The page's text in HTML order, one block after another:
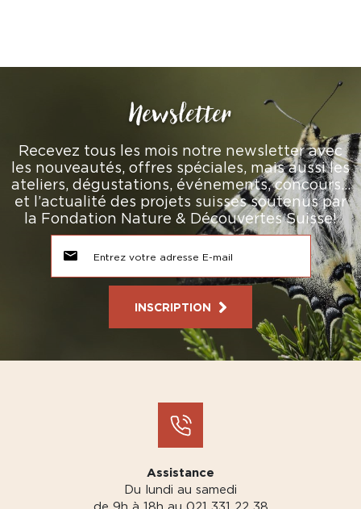
Newsletter
Recevez tous les mois notre newsletter avec
les nouveautés, offres spéciales, mais aussi les
ateliers, dégustations, événements, concours…
et l’actualité des projets suisses soutenus par
la Fondation Nature & Découvertes Suisse!
INSCRIPTION
Assistance
Du lundi au samedi
de 9h à 18h au 021 331 22 38